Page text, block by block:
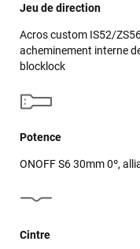
Jeu de direction
Acros custom IS52/
acheminement interne
blocklock
Potence
ONOFF S6 30mm 0º,
Cintre